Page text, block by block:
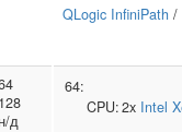
QLogic InfiniPath /
128
н/д
64:
CPU:2x Intel